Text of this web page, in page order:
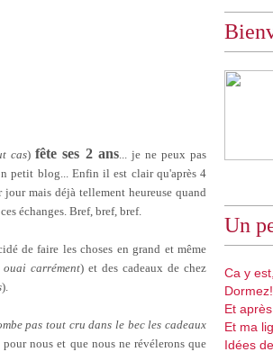
cas)fête ses 2 ans... je ne peux pas
petit blog... Enfin il est clair qu'après 4
mais déjà tellement heureuse quand
échanges. Bref, bref, bref.
de faire les choses en grand et même
ouai carrément) et des cadeaux de chez
).
pas tout cru dans le bec les cadeaux
nous et que nous ne révélerons que
Un
Ca y
Dormez!
Et
Et ma
Idées